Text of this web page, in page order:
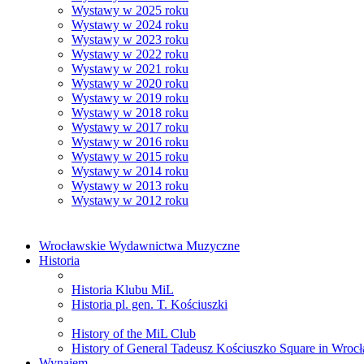
Wystawy w 2025 roku
Wystawy w 2024 roku
Wystawy w 2023 roku
Wystawy w 2022 roku
Wystawy w 2021 roku
Wystawy w 2020 roku
Wystawy w 2019 roku
Wystawy w 2018 roku
Wystawy w 2017 roku
Wystawy w 2016 roku
Wystawy w 2015 roku
Wystawy w 2014 roku
Wystawy w 2013 roku
Wystawy w 2012 roku
Wrocławskie Wydawnictwa Muzyczne
Historia
Historia Klubu MiL
Historia pl. gen. T. Kościuszki
History of the MiL Club
History of General Tadeusz Kościuszko Square in